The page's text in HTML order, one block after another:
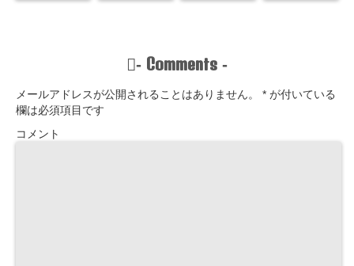
- Comments -
メールアドレスが公開されることはありません。 * が付いている
欄は必須項目です
コメント